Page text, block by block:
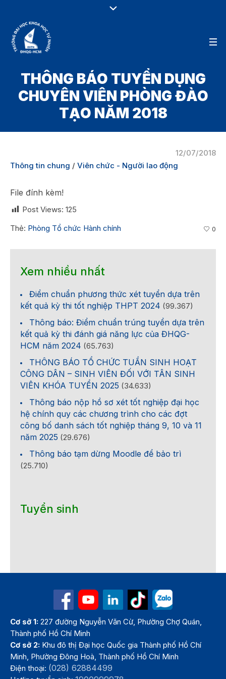
THÔNG BÁO TUYỂN DỤNG
CHUYÊN VIÊN PHÒNG ĐÀO
TẠO NĂM 2018
12/07/2018
Thông tin chung / Viên chức - Người lao động
File đính kèm!
Post Views: 125
Thẻ: Phòng Tổ chức Hành chính 0
Xem nhiều nhất
Điểm chuẩn phương thức xét tuyển dựa trên
kết quả kỳ thi tốt nghiệp THPT 2024 (99.367)
Thông báo: Điểm chuẩn trúng tuyển dựa trên
kết quả kỳ thi đánh giá năng lực của ĐHQG-
HCM năm 2024 (65.763)
THÔNG BÁO TỔ CHỨC TUẦN SINH HOẠT
CÔNG DÂN – SINH VIÊN ĐỐI VỚI TÂN SINH
VIÊN KHÓA TUYỂN 2025 (34.633)
Thông báo nộp hồ sơ xét tốt nghiệp đại học
hệ chính quy các chương trình cho các đợt
công bố danh sách tốt nghiệp tháng 9, 10 và 11
năm 2025 (29.676)
Thông báo tạm dừng Moodle để bảo trì
(25.710)
Tuyển sinh
Cơ sở 1: 227 đường Nguyễn Văn Cừ, Phường Chợ Quán,
Thành phố Hồ Chí Minh
Cơ sở 2: Khu đô thị Đại học Quốc gia Thành phố Hồ Chí
Minh, Phường Đông Hoà, Thành phố Hồ Chí Minh
Điện thoại: (028) 62884499